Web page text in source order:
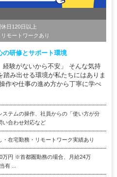
日120日以上
モートワークあり
の研修とサポート環境
経験がないから不安」 そんな気持
み出せる環境が私たちにはありま
作や仕事の進め方から丁寧に学べ
ステムの操作、社員からの「使い方が分
い合わせ対応など
・在宅勤務・リモートワーク実績あり
万円 ※首都圏勤務の場合、月給24万
有 ...